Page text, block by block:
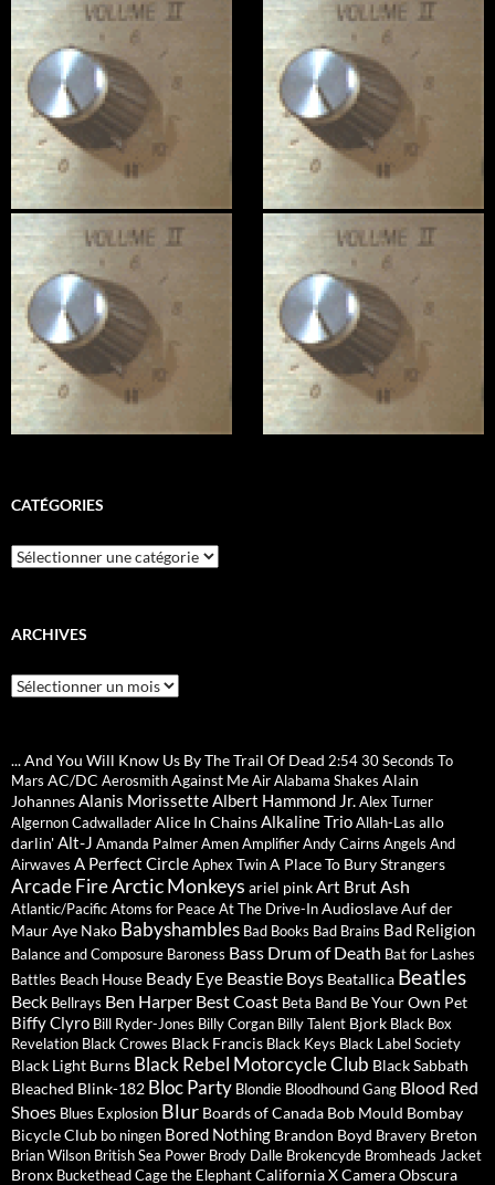
CATÉGORIES
Catégories
ARCHIVES
Archives
... And You Will Know Us By The Trail Of Dead 2:5430 Seconds To
Mars AC/DC AerosmithAgainst MeAirAlabama Shakes Alain
JohannesAlanis MorissetteAlbert Hammond Jr.Alex Turner
Algernon CadwalladerAlice In ChainsAlkaline TrioAllah-Las allo
darlin'Alt-J Amanda PalmerAmenAmplifierAndy Cairns Angels And
Airwaves A Perfect CircleAphex TwinA Place To Bury Strangers
Arcade FireArctic Monkeys ariel pinkArt Brut Ash
Atlantic/PacificAtoms for PeaceAt The Drive-InAudioslaveAuf der
MaurAye Nako Babyshambles Bad Books Bad Brains Bad Religion
Balance and Composure Baroness Bass Drum of Death Bat for Lashes
Battles Beach House Beady Eye Beastie Boys Beatallica Beatles
Beck Bellrays Ben Harper Best Coast Beta Band Be Your Own Pet
Biffy Clyro Bill Ryder-Jones Billy Corgan Billy Talent Bjork Black Box
Revelation Black Crowes Black Francis Black Keys Black Label Society
Black Light Burns Black Rebel Motorcycle Club Black Sabbath
Bleached Blink-182 Bloc Party Blondie Bloodhound Gang Blood Red
Shoes Blues Explosion Blur Boards of Canada Bob Mould Bombay
Bicycle Club bo ningen Bored Nothing Brandon Boyd Bravery Breton
Brian Wilson British Sea Power Brody Dalle Brokencyde Bromheads Jacket
Bronx BucketheadCage the ElephantCalifornia XCamera Obscura